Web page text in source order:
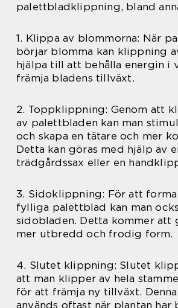
palettbladklippning, bland
1. Klippa av blommorna: När
börjar blomma kan klippning
hjälpa till att behålla energin i
främja bladens tillväxt.
2. Toppklippning: Genom att
av palettbladen kan man
och skapa en tätare och mer
Detta kan göras med hjälp av
trädgårdssax eller en
3. Sidoklippning: För att
fylliga palettblad kan man
sidobladen. Detta kommer att
mer utbredd och frodig form.
4. Slutet klippning: Slutet
att man klipper av hela
för att främja ny tillväxt.
används oftast när plantan